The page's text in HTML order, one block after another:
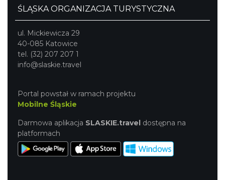
ŚLĄSKA ORGANIZACJA TURYSTYCZNA
ul. Mickiewicza 29
40-085 Katowice
tel. (32) 207 207 1
info@slaskie.travel
Portal powstał w ramach projektu
Mobilne Śląskie
Darmowa aplikacja SLASKIE.travel dostępna na
platformach